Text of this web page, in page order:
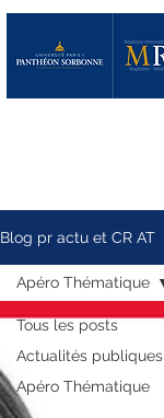
Blog pr actu et CR AT
Tous les posts
Actualités publiques
Apéro Thématique
Apéro Thématique